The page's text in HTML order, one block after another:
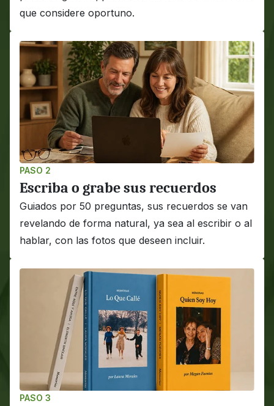
que considere oportuno.
PASO 2
Escriba o grabe sus recuerdos
Guiados por 50 preguntas, sus recuerdos se van
revelando de forma natural, ya sea al escribir o al
hablar, con las fotos que deseen incluir.
PASO 3